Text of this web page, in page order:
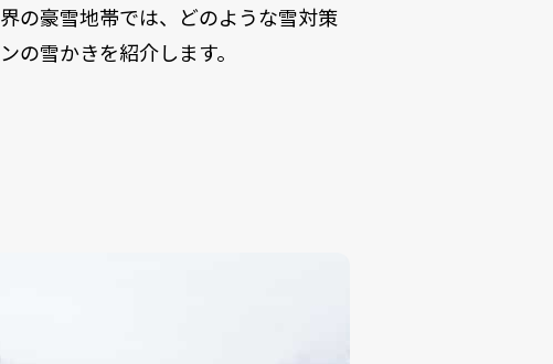
の豪雪地帯では、どのような雪対策
雪かきを紹介します。